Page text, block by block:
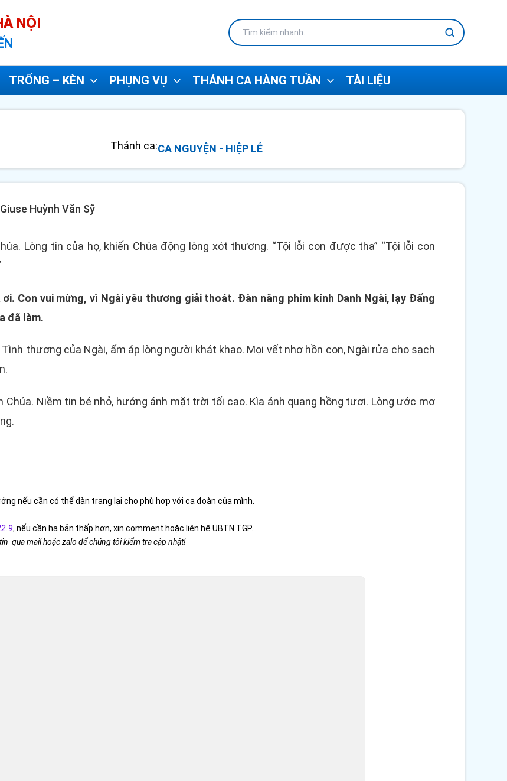
NỘI
TRỐNG – KÈN PHỤNG VỤ THÁNH CA HÀNG TUẦN TÀI LIỆU
Thánh ca:CA NGUYỆN - HIỆP LỄ
Huỳnh Văn Sỹ
Lòng tin của họ, khiến Chúa động lòng xót thương. “Tội lỗi con được tha” “Tội lỗi con
Con vui mừng, vì Ngài yêu thương giải thoát. Đàn nâng phím kính Danh Ngài, lạy Đấng
đã làm.
thương của Ngài, ấm áp lòng người khát khao. Mọi vết nhơ hồn con, Ngài rửa cho sạch
Niềm tin bé nhỏ, hướng ánh mặt trời tối cao. Kìa ánh quang hồng tươi. Lòng ước mơ
nếu cần có thể dàn trang lại cho phù hợp với ca đoàn của mình.
, nếu cần hạ bản thấp hơn, xin comment hoặc liên hệ UBTN TGP.
qua mail hoặc zalo để chúng tôi kiểm tra cập nhật!